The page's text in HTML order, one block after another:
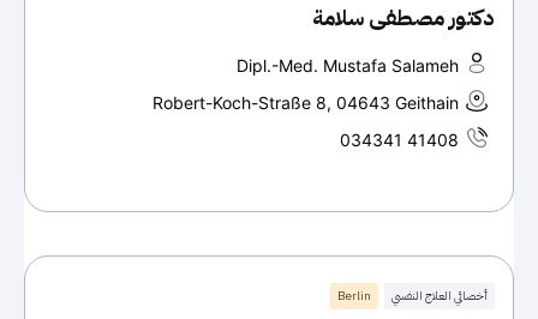
دكتور مصطفى سلامة
Dipl.-Med. Mustafa Salameh
Robert-Koch-Straße 8, 04643 Geithain
034341 41408
أخصائي العلاج النفسي Berlin